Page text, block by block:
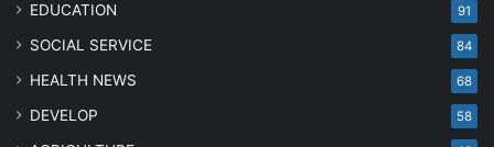
EDUCATION 91
SOCIAL SERVICE 84
HEALTH NEWS 68
DEVELOP 58